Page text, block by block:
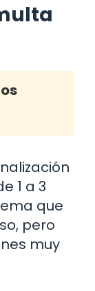
1 a 3
que
pero
muy